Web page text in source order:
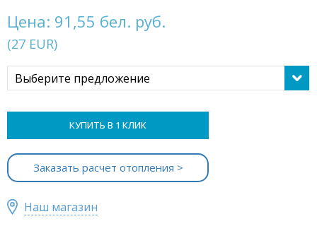
Цена: 91,55 бел. руб.
(27 EUR)
Выберите предложение
КУПИТЬ В 1 КЛИК
Заказать расчет отопления >
Наш магазин